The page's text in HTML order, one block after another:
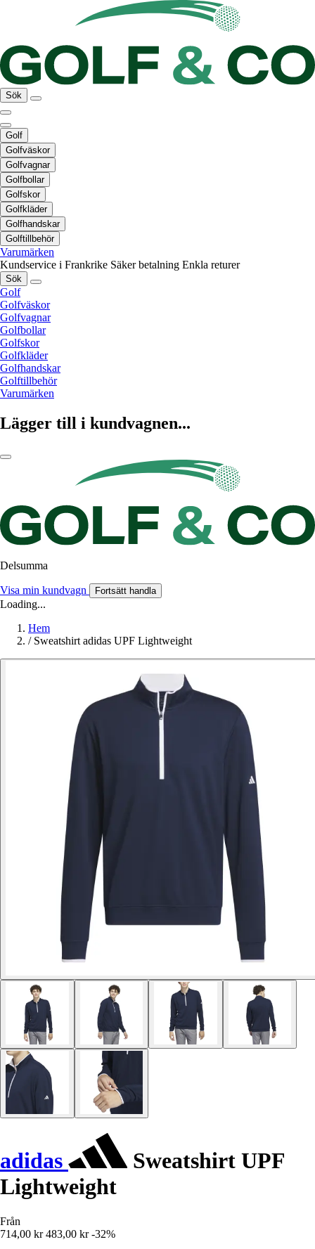
Sök
Golf
Golfväskor
Golfvagnar
Golfbollar
Golfskor
Golfkläder
Golfhandskar
Golftillbehör
Varumärken
Kundservice i Frankrike Säker betalning Enkla returer
Sök
Golf
Golfväskor
Golfvagnar
Golfbollar
Golfskor
Golfkläder
Golfhandskar
Golftillbehör
Varumärken
Lägger till i kundvagnen...
Delsumma
Visa min kundvagn Fortsätt handla
Loading...
Hem
/ Sweatshirt adidas UPF Lightweight
adidas
Sweatshirt UPF
Lightweight
Från
714,00 kr 483,00 kr -32%